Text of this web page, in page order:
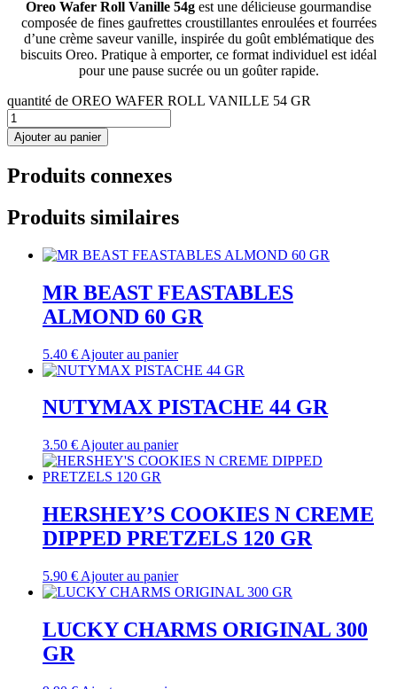
Oreo Wafer Roll Vanille 54g est une délicieuse gourmandise
composée de fines gaufrettes croustillantes enroulées et fourrées
d’une crème saveur vanille, inspirée du goût emblématique des
biscuits Oreo. Pratique à emporter, ce format individuel est idéal
pour une pause sucrée ou un goûter rapide.
quantité de OREO WAFER ROLL VANILLE 54 GR
Ajouter au panier
Produits connexes
Produits similaires
MR BEAST FEASTABLES
ALMOND 60 GR
5.40 € Ajouter au panier
NUTYMAX PISTACHE 44 GR
3.50 € Ajouter au panier
HERSHEY’S COOKIES N CREME
DIPPED PRETZELS 120 GR
5.90 € Ajouter au panier
LUCKY CHARMS ORIGINAL 300
GR